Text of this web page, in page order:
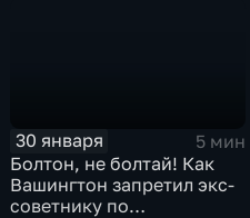
30 января
5 мин
Болтон, не болтай! Как
Вашингтон запретил экс-
советнику по